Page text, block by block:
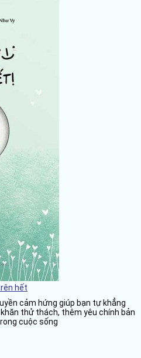
hết
cảm hứng giúp bạn tự khẳng
thử thách, thêm yêu chính bản
cuộc sống